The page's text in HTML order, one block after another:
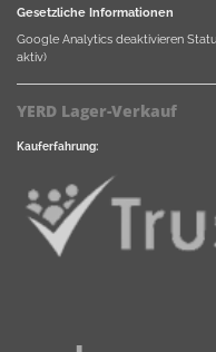
Gesetzliche Informationen
Google Analytics deaktivieren
aktiv)
YERD Lager-Verkauf
Kauferfahrung: